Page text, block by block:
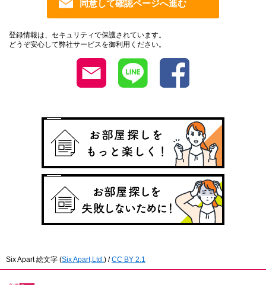
登録情報は、セキュリティで保護されています。
どうぞ安心して弊社サービスを御利用ください。
Six Apart 絵文字 (Six Apart,Ltd. ) /CC BY 2.1